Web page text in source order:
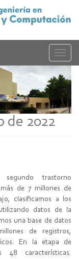
Toggle
de 2022
trastorno
de 7 millones de
clasificamos a los
datos de la
una base de datos
de registros,
En la etapa de
48 características.